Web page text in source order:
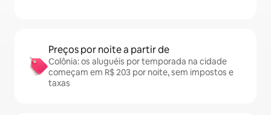
Preços por noite a partir de
Colônia: os aluguéis por temporada na cidade
começam em R$ 203 por noite, sem impostos e
taxas